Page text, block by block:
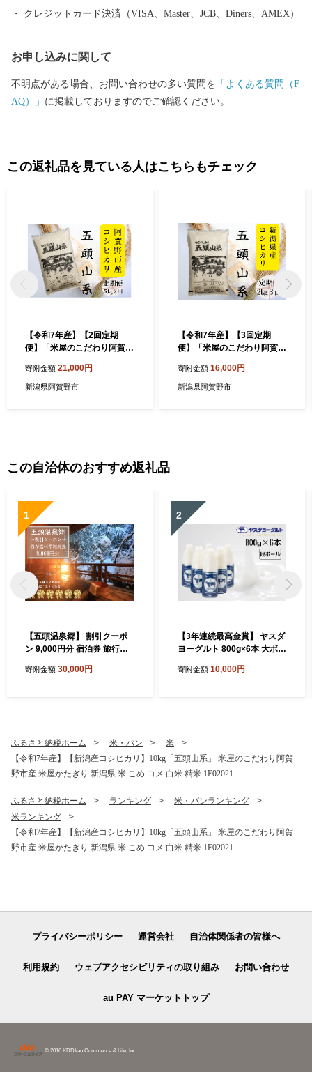
は、その他にも野鳥や水生生物の姿を楽しむことができます。
クレジットカード決済（VISA、Master、JCB、Diners、AMEX）
お申し込みに関して
不明点がある場合、お問い合わせの多い質問を 「よくある質問（F
AQ）」 に掲載しておりますのでご確認ください。
この返礼品を見ている人はこちらもチェック
【令和7年産】【2回定期
便】「米屋のこだわり阿賀野
新潟県 米 こめ コメ 白米 精
米 1E05021
寄附金額 21,000円
新潟県阿賀野市
【令和7年産】【3回定期
便】「米屋のこだわり阿賀野
新潟県 米 こめ コメ 白米 精
米 1E18016
寄附金額 16,000円
新潟県阿賀野市
この自治体のおすすめ返礼品
1
【五頭温泉郷】 割引クーポ
ン 9,000円分 宿泊券 旅行券
ウム 温泉 露天風呂 名湯 自然
寄附金額 30,000円
2
【3年連続最高金賞】 ヤスダ
ヨーグルト 800g×6本 大ボト
ツ 無添加 搾りたて こだわり
寄附金額 10,000円
ふるさと納税ホーム 米・パン
米
【令和7年産】【新潟産コシヒカリ】10kg「五頭山系」 米屋のこだわり阿賀
野市産 米屋かたぎり 新潟県 米 こめ コメ 白米 精米 1E02021
ふるさと納税ホーム ランキング
米・パンランキング
米ランキング
【令和7年産】【新潟産コシヒカリ】10kg「五頭山系」 米屋のこだわり阿賀
野市産 米屋かたぎり 新潟県 米 こめ コメ 白米 精米 1E02021
プライバシーポリシー 運営会社 自治体関係者の皆様へ
利用規約 ウェブアクセシビリティの取り組み お問い合わせ
au PAY マーケットトップ
© 2016 KDDI/au Commerce & Life, Inc.